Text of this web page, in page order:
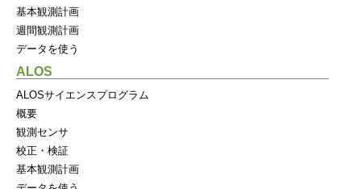
基本観測計画
週間観測計画
データを使う
ALOS
ALOSサイエンスプログラム
概要
観測センサ
校正・検証
基本観測計画